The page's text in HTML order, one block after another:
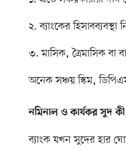
২. ব্যাংকের হিসাবব্যবস্থা
৩. মাসিক, ত্রৈমাসিক বা
অনেক সঞ্চয় স্কিম,
নমিনাল ও কার্যকর সুদ কী
ব্যাংক যখন সুদের হার